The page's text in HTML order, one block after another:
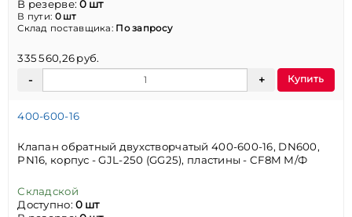
В резерве:0 шт
В пути: 0 шт
Склад поставщика: По запросу
335 560,26 руб.
Купить
400-600-16
Клапан обратный двухстворчатый 400-600-16, DN600,
PN16, корпус - GJL-250 (GG25), пластины - CF8M М/Ф
Складской
Доступно:0 шт